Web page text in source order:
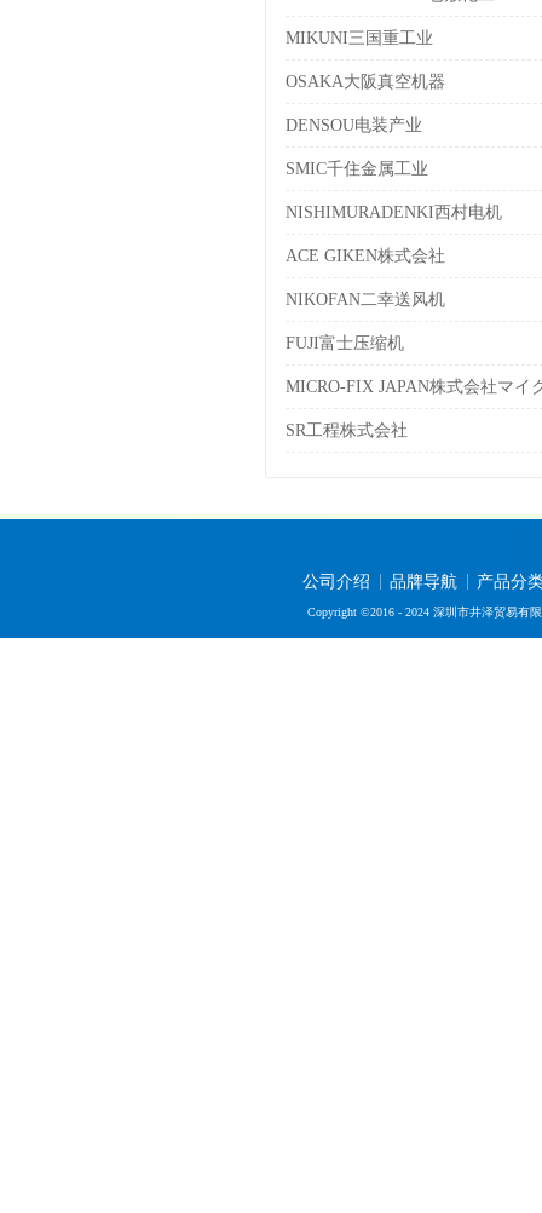
MIKUNI三国重工业
OSAKA大阪真空机器
DENSOU电装产业
SMIC千住金属工业
NISHIMURADENKI西村电机
ACE GIKEN株式会社
NIKOFAN二幸送风机
FUJI富士压缩机
MICRO-FIX JAPAN株式会社マイ
SR工程株式会社
公司介绍 品牌导航 产品分
Copyright ©2016 - 2024 深圳市井泽贸易有